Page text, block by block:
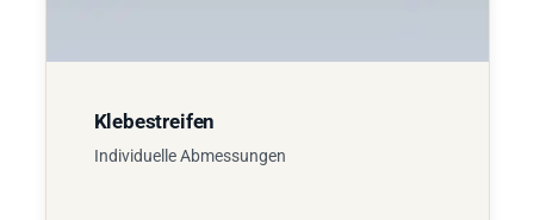
Klebestreifen
Individuelle Abmessungen